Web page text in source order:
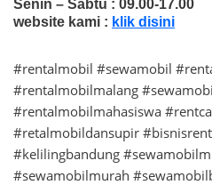
Senin – Sabtu : 09.00-17.00
website kami : klik disini
#rentalmobil #sewamobil
#rentalmobilmalang
#rentalmobilmahasiswa
#retalmobildansupir
#kelilingbandung
#sewamobilmurah